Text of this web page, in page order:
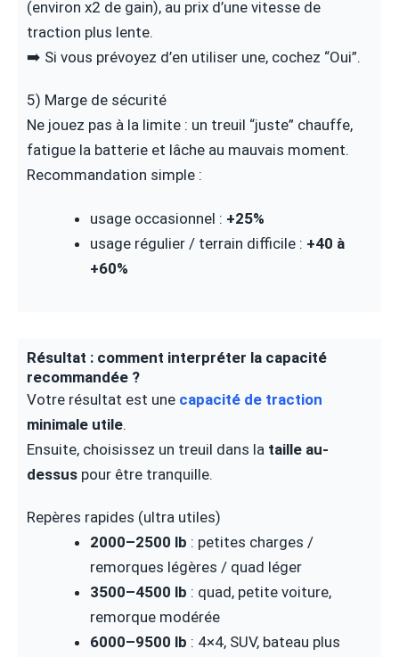
(environ x2 de gain), au prix d’une vitesse de
traction plus lente.
➡️ Si vous prévoyez d’en utiliser une, cochez “Oui”.
5) Marge de sécurité
Ne jouez pas à la limite : un treuil “juste” chauffe,
fatigue la batterie et lâche au mauvais moment.
Recommandation simple :
usage occasionnel : +25%
usage régulier / terrain difficile : +40 à
+60%
Résultat : comment interpréter la capacité
recommandée ?
Votre résultat est une capacité de traction
minimale utile.
Ensuite, choisissez un treuil dans la taille au-
dessus pour être tranquille.
Repères rapides (ultra utiles)
2000–2500 lb : petites charges /
remorques légères / quad léger
3500–4500 lb : quad, petite voiture,
remorque modérée
6000–9500 lb : 4×4, SUV, bateau plus